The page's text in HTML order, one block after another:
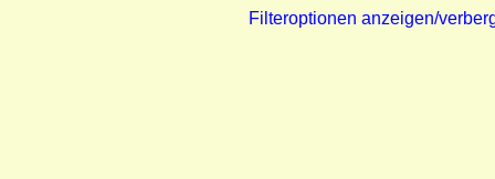
Filteroptionen anzeigen/